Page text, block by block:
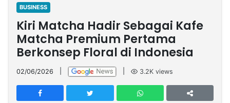
Nasional
International
Olahraga
Entertainment
Daerah
Pariwisata
Kuliner
Kolom
Network
PT
TREETAN
BUSINESS
Kiri Matcha Hadir Sebagai Kafe
Matcha Premium Pertama
Berkonsep Floral di Indonesia
02/06/2026 3.2K views